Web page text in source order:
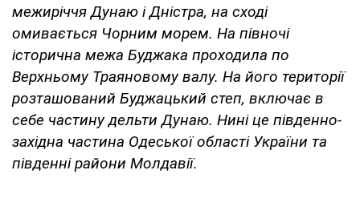
межиріччя Дунаю і Дністра, на сході
омивається Чорним морем. На півночі
історична межа Буджака проходила по
Верхньому Траяновому валу. На його території
розташований Буджацький степ, включає в
себе частину дельти Дунаю. Нині це південно-
західна частина Одеської області України та
південні райони Молдавії.